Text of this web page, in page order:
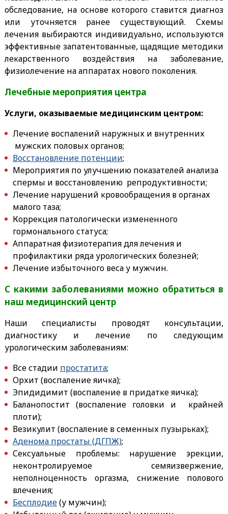
обследование, на основе которого ставится диагноз
или уточняется ранее существующий. Схемы
лечения выбираются индивидуально, используются
эффективные запатентованные, щадящие методики
лекарственного воздействия на заболевание,
физиолечение на аппаратах нового поколения.
Лечебные мероприятия центра
Услуги, оказываемые медицинским центром:
Лечение воспалений наружных и внутренних
мужских половых органов;
Восстановление потенции;
Мероприятия по улучшению показателей анализа
спермы и восстановлению репродуктивности;
Лечение нарушений кровообращения в органах
малого таза;
Коррекция патологически измененного
гормонального статуса;
Аппаратная физиотерапия для лечения и
профилактики ряда урологических болезней;
Лечение избыточного веса у мужчин.
С какими заболеваниями можно обратиться в
наш медицинский центр
Наши специалисты проводят консультации,
диагностику и лечение по следующим
урологическим заболеваниям:
Все стадии простатита;
Орхит (воспаление яичка);
Эпидидимит (воспаление в придатке яичка);
Баланопостит (воспаление головки и крайней
плоти);
Везикулит (воспаление в семенных пузырьках);
Аденома простаты (ДГПЖ);
Сексуальные проблемы: нарушение эрекции,
неконтролируемое семяизвержение,
неполноценность оргазма, снижение полового
влечения;
Бесплодие(у мужчин);